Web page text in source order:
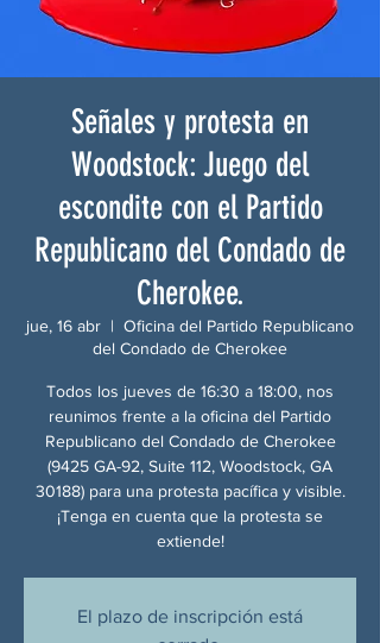
Señales y protesta en
Woodstock: Juego del
escondite con el Partido
Republicano del Condado de
Cherokee.
jue, 16 abr
  |
Oficina del Partido Republicano
del Condado de Cherokee
Todos los jueves de 16:30 a 18:00, nos
reunimos frente a la oficina del Partido
Republicano del Condado de Cherokee
(9425 GA-92, Suite 112, Woodstock, GA
30188) para una protesta pacífica y visible.
¡Tenga en cuenta que la protesta se
extiende!
El plazo de inscripción está